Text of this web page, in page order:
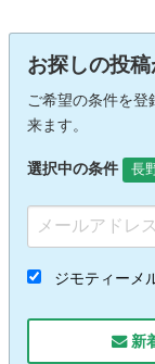
お探しの投
ご希望の条件を登
来ます。
選択中の条件 長
ジモティーメ
新